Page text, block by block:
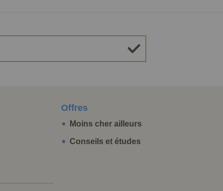
Offres
Moins cher ailleurs
Conseils et études